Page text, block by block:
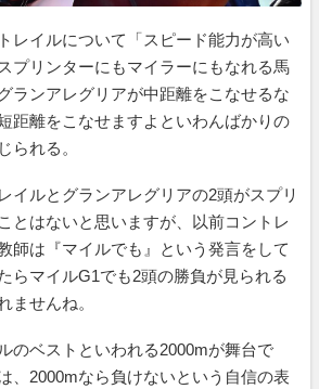
レイルについて「スピード能力が高い
プリンターにもマイラーにもなれる馬
ランアレグリアが中距離をこなせるな
距離をこなせますよといわんばかりの
られる。
イルとグランアレグリアの2頭がスプリ
とはないと思いますが、以前コントレ
師は『マイルでも』という発言をして
らマイルG1でも2頭の勝負が見られる
ませんね。
のベストといわれる2000mが舞台で
、2000mなら負けないという自信の表